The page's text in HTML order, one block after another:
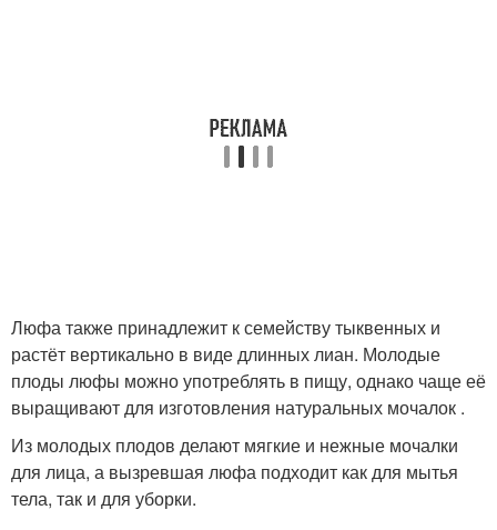
Люфа также принадлежит к семейству тыквенных и
растёт вертикально в виде длинных лиан. Молодые
плоды люфы можно употреблять в пищу, однако чаще её
выращивают для изготовления натуральных мочалок .
Из молодых плодов делают мягкие и нежные мочалки
для лица, а вызревшая люфа подходит как для мытья
тела, так и для уборки.